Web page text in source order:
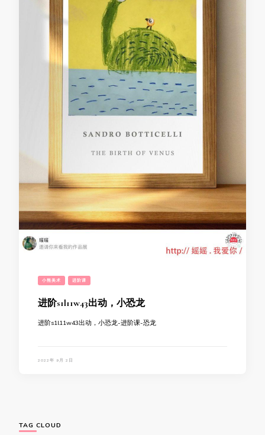
小熊美术 进阶课
进阶s1l11w43出动，小恐龙
进阶s1l11w43出动，小恐龙-进阶课-恐龙
2022年 9月 2日
TAG CLOUD